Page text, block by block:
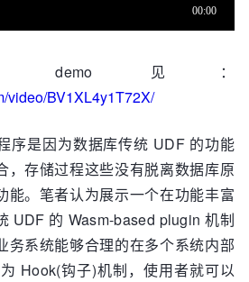
见：
video/BV1XL4y1T72X/
序是因为数据库传统 UDF 的功能
，存储过程这些没有脱离数据库原
能。笔者认为展示一个在功能丰富
UDF 的 Wasm-based plugin 机制
务系统能够合理的在多个系统内部
Hook(钩子)机制，使用者就可以